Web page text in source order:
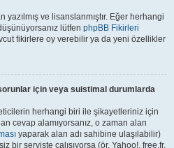
yazılmış ve lisanslanmıştır. Eğer herhangi
lütfen phpBB Fikirleri
fikirlere oy verebilir ya da yeni özellikler
için veya suistimal durumlarda
herhangi biri ile şikayetleriniz için
cevap alamıyorsanız, o zaman alan
yaparak alan adı sahibine ulaşılabilir)
bir serviste çalışıyorsa (ör. Yahoo!, free.fr,